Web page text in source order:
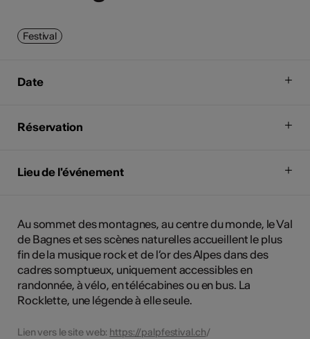
Festival
Date
Réservation
Lieu de l'événement
Au sommet des montagnes, au centre du monde, le Val
de Bagnes et ses scènes naturelles accueillent le plus
fin de la musique rock et de l’or des Alpes dans des
cadres somptueux, uniquement accessibles en
randonnée, à vélo, en télécabines ou en bus. La
Rocklette, une légende à elle seule.
Lien vers le site web: https://palpfestival.ch/